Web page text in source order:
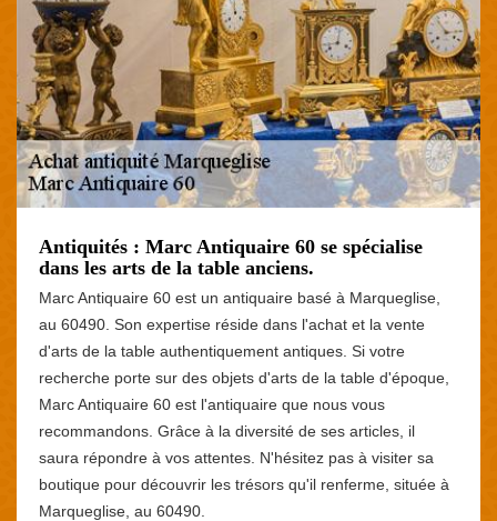
Antiquités : Marc Antiquaire 60 se spécialise
dans les arts de la table anciens.
Marc Antiquaire 60 est un antiquaire basé à Marqueglise,
au 60490. Son expertise réside dans l'achat et la vente
d'arts de la table authentiquement antiques. Si votre
recherche porte sur des objets d'arts de la table d'époque,
Marc Antiquaire 60 est l'antiquaire que nous vous
recommandons. Grâce à la diversité de ses articles, il
saura répondre à vos attentes. N'hésitez pas à visiter sa
boutique pour découvrir les trésors qu'il renferme, située à
Marqueglise, au 60490.